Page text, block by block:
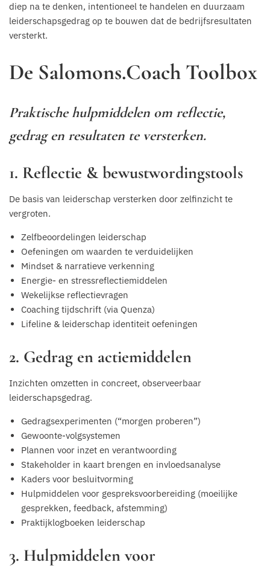
diep na te denken, intentioneel te handelen en duurzaam
leiderschapsgedrag op te bouwen dat de bedrijfsresultaten
versterkt.
De Salomons.Coach Toolbox
Praktische hulpmiddelen om reflectie,
gedrag en resultaten te versterken.
1. Reflectie & bewustwordingstools
De basis van leiderschap versterken door zelfinzicht te
vergroten.
Zelfbeoordelingen leiderschap
Oefeningen om waarden te verduidelijken
Mindset & narratieve verkenning
Energie- en stressreflectiemiddelen
Wekelijkse reflectievragen
Coaching tijdschrift (via Quenza)
Lifeline & leiderschap identiteit oefeningen
2. Gedrag en actiemiddelen
Inzichten omzetten in concreet, observeerbaar
leiderschapsgedrag.
Gedragsexperimenten (“morgen proberen”)
Gewoonte-volgsystemen
Plannen voor inzet en verantwoording
Stakeholder in kaart brengen en invloedsanalyse
Kaders voor besluitvorming
Hulpmiddelen voor gespreksvoorbereiding (moeilijke
gesprekken, feedback, afstemming)
Praktijklogboeken leiderschap
3. Hulpmiddelen voor